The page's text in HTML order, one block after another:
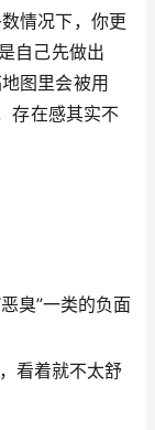
情况下，你更
自己先做出
图里会被用
存在感其实不
臭”一类的负面
看着就不太舒